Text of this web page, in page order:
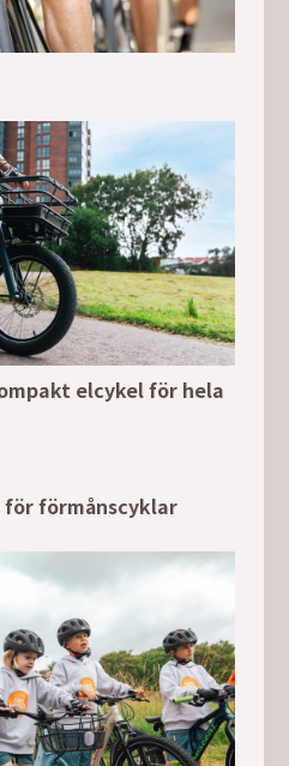
elcykel för hela
förmånscyklar